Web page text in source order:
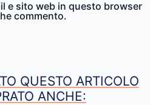
e sito web in questo browser
commento.
QUESTO ARTICOLO
ANCHE: